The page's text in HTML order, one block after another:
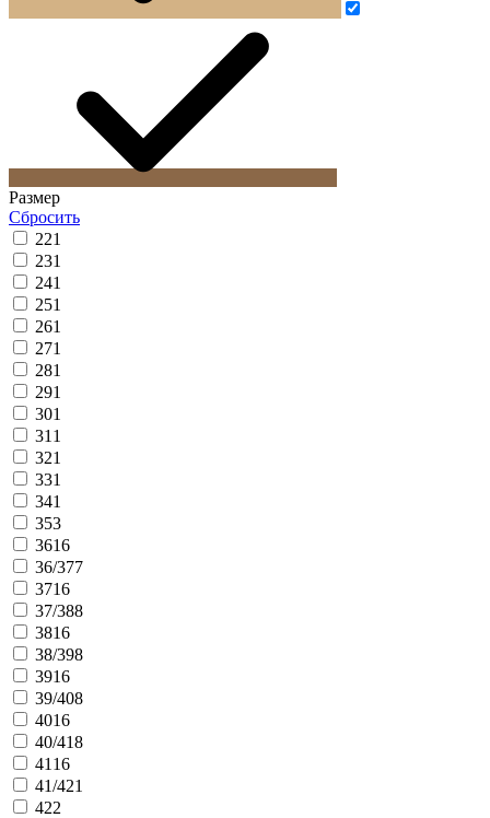
Размер
Сбросить
221
231
241
251
261
271
281
291
301
31 1
321
331
341
353
3616
36/377
3716
37/388
3816
38/398
3916
39/408
4016
40/418
41 16
41/421
422